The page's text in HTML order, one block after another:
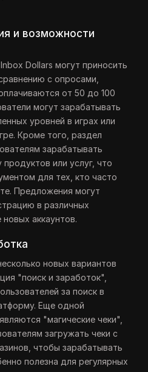
и возможности
Dollars могут приносить
с опросами,
от 50 до 100
могут зарабатывать
уровней в играх или
Кроме того, раздел
зарабатывать
или услуг, что
для тех, кто часто
Предложения могут
в различных
аккаунтов.
новых вариантов
"поиск и заработок",
за поиск в
Еще одной
"магические чеки",
загружать чеки с
чтобы зарабатывать
полезна для регулярных